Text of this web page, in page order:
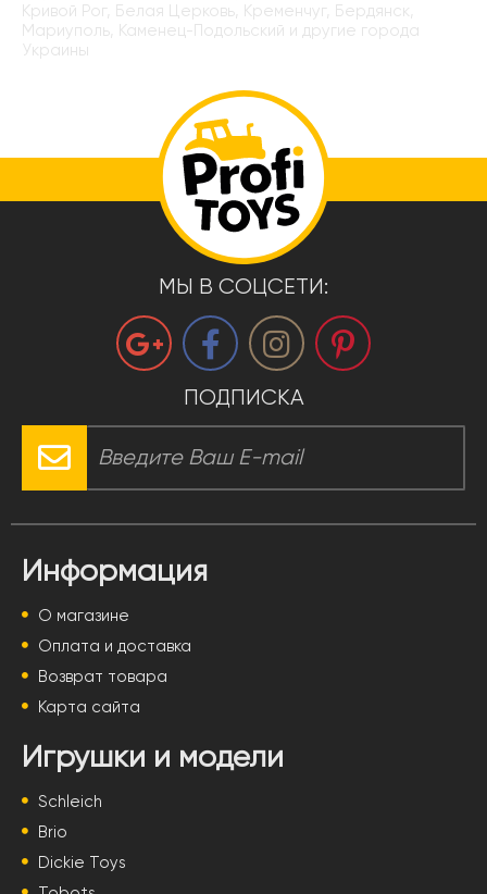
Кривой Рог, Белая Церковь, Кременчуг, Бердянск,
Мариуполь, Каменец-Подольский и другие города
Украины
МЫ В СОЦСЕТИ:
ПОДПИСКА
Информация
О магазине
Оплата и доставка
Возврат товара
Карта сайта
Игрушки и модели
Schleich
Brio
Dickie Toys